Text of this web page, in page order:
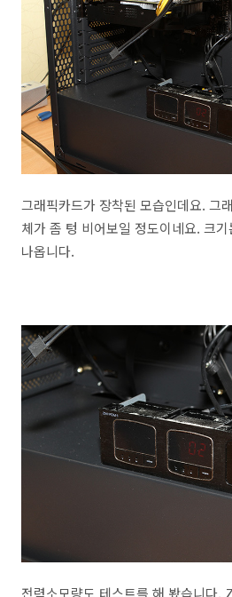
그래픽카드가 장착된 모습인데요. 그
체가 좀 텅 비어보일 정도이네요. 크
나옵니다.
전력소모량도 테스트를 해 봤습니다.